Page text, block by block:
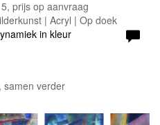
prijs op aanvraag
| Acryl | Op doek
in kleur
samen verder